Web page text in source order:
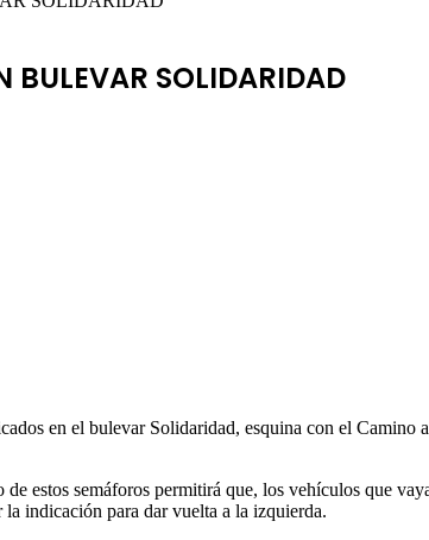
BULEVAR SOLIDARIDAD
en el bulevar Solidaridad, esquina con el Camino
semáforos permitirá que, los vehículos que
indicación para dar vuelta a la izquierda.